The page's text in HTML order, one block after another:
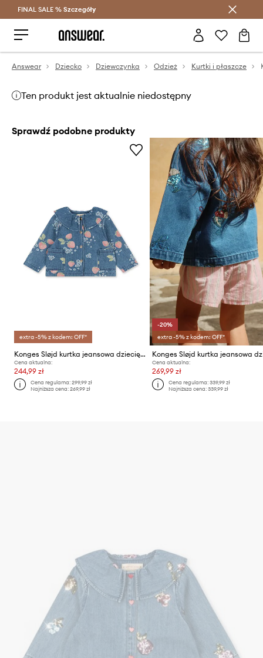
Oszczędzaj z Answear Club >
FINAL SALE % Szczegóły
Answear Dziecko Dziewczynka Odzież Kurtki i płaszcze
Ten produkt jest aktualnie niedostępny
Sprawdź podobne produkty
extra -5% z kodem: OFF*
Konges Sløjd kurtka jeansowa dziecięca MAGOT COLLAR JACKET GOTS
Cena aktualna:
244,99 zł
Cena regularna:299,99 zł
Najniższa cena:269,99 zł
-20%
extra -5% z kodem: OFF*
Cena aktualna:
269,99 zł
Cena regularna: 339,99 zł
Najniższa cena: 339,99 zł